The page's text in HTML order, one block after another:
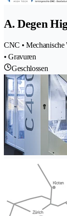
A. Degen
CNC • Mechanische
• Gravuren
Geschlossen